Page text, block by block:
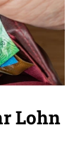
Lohn